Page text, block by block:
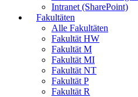
Intranet (SharePoint)
Fakultäten
Alle Fakultäten
Fakultät HW
Fakultät M
Fakultät MI
Fakultät NT
Fakultät P
Fakultät R